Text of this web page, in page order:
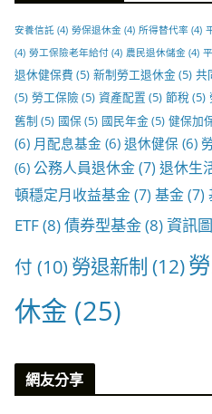
安養信託 (4) 勞保退休金 (4) 所得替代率 (4)
(4) 勞工保險老年給付 (4) 農民退休儲金 (4)
退休健保費 (5) 新制勞工退休金(5) 共
(5) 勞工保險 (5) 資產配置 (5) 節稅 (5)
舊制 (5) 國保(5) 國民年金(5) 健保加
(6) 月配息基金 (6) 退休健保 (6)
(6) 公務人員退休金(7) 退休生
頓穩定月收益基金(7) 基金(7)
ETF(8)債券型基金(8)資訊
付 (10) 勞退新制 (12)
休金 (25)
網友分享